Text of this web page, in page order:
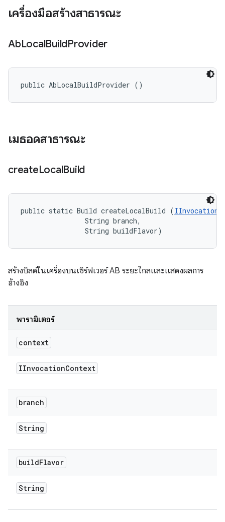
เครื่องมือสร้างสาธารณะ
AbLocalBuildProvider
public AbLocalBuildProvider ()
เมธอดสาธารณะ
createLocalBuild
public static Build createLocalBuild (
                String branch,
                String buildFlavor)
สร้างบิลด์ในเครื่องบนเซิร์ฟเวอร์ AB ระยะไกลและแสดงผลการ
อ้างอิง
พารามิเตอร์
context
IInvocationContext
branch
String
buildFlavor
String